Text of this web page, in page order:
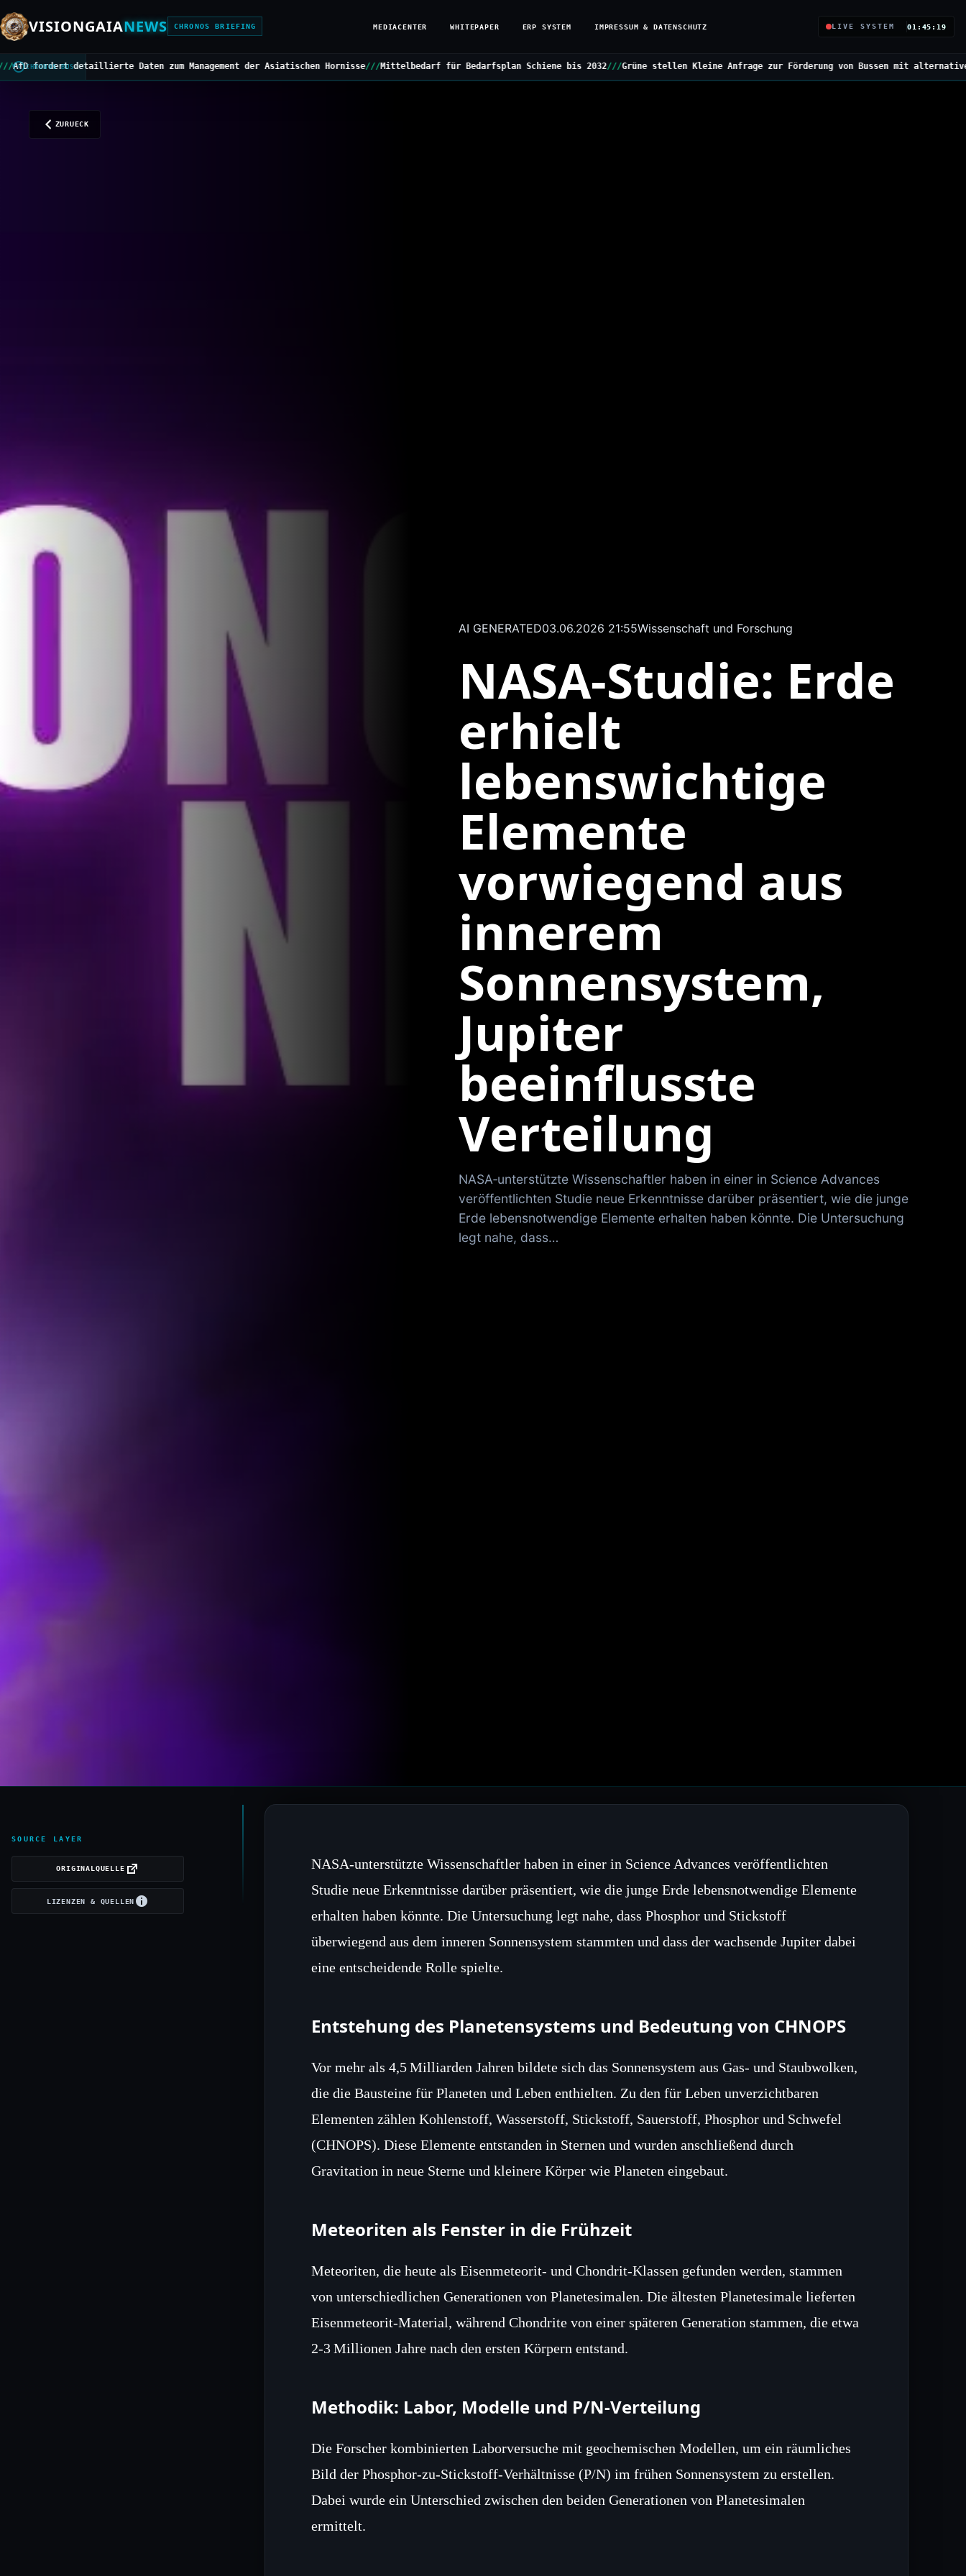
VISIONGAIANEWS CHRONOS BRIEFING MEDIACENTER WHITEPAPER ERP SYSTEM IMPRESSUM & DATENSCHUTZ LIVE SYSTEM 01:45:20
CHRONOS BUS
zum Management der Asiatischen Hornisse/// Mittelbedarf für Bedarfsplan Schiene bis 2032///Grüne stellen Kleine Anfrage zur Förderung von Bussen mit alternativen Antrieben///
ZURUECK
AI GENERATED03.06.2026 21:55Wissenschaft und Forschung
NASA‑Studie: Erde
erhielt
lebenswichtige
Elemente
vorwiegend aus
innerem
Sonnensystem,
Jupiter
beeinflusste
Verteilung
NASA‑unterstützte Wissenschaftler haben in einer in Science Advances
veröffentlichten Studie neue Erkenntnisse darüber präsentiert, wie die junge
Erde lebensnotwendige Elemente erhalten haben könnte. Die Untersuchung
legt nahe, dass…
SOURCE LAYER
ORIGINALQUELLE
LIZENZEN & QUELLEN
NASA‑unterstützte Wissenschaftler haben in einer in Science Advances veröffentlichten
Studie neue Erkenntnisse darüber präsentiert, wie die junge Erde lebensnotwendige Elemente
erhalten haben könnte. Die Untersuchung legt nahe, dass Phosphor und Stickstoff
überwiegend aus dem inneren Sonnensystem stammten und dass der wachsende Jupiter dabei
eine entscheidende Rolle spielte.
Entstehung des Planetensystems und Bedeutung von CHNOPS
Vor mehr als 4,5 Milliarden Jahren bildete sich das Sonnensystem aus Gas‑ und Staubwolken,
die die Bausteine für Planeten und Leben enthielten. Zu den für Leben unverzichtbaren
Elementen zählen Kohlenstoff, Wasserstoff, Stickstoff, Sauerstoff, Phosphor und Schwefel
(CHNOPS). Diese Elemente entstanden in Sternen und wurden anschließend durch
Gravitation in neue Sterne und kleinere Körper wie Planeten eingebaut.
Meteoriten als Fenster in die Frühzeit
Meteoriten, die heute als Eisenmeteorit‑ und Chondrit‑Klassen gefunden werden, stammen
von unterschiedlichen Generationen von Planetesimalen. Die ältesten Planetesimale lieferten
Eisenmeteorit‑Material, während Chondrite von einer späteren Generation stammen, die etwa
2‑3 Millionen Jahre nach den ersten Körpern entstand.
Methodik: Labor, Modelle und P/N‑Verteilung
Die Forscher kombinierten Laborversuche mit geochemischen Modellen, um ein räumliches
Bild der Phosphor‑zu‑Stickstoff‑Verhältnisse (P/N) im frühen Sonnensystem zu erstellen.
Dabei wurde ein Unterschied zwischen den beiden Generationen von Planetesimalen
ermittelt.